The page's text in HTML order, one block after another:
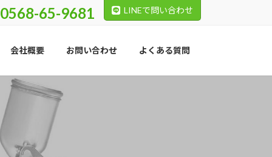
0568-65-9681 LINEで問い合わせ
会社概要 お問い合わせ よくある質問